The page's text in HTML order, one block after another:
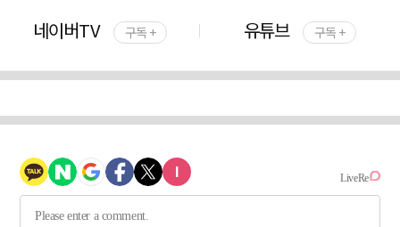
네이버TV 구독 + 유튜브 구독 +